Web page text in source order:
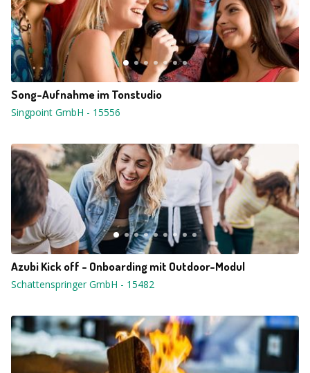
Song-Aufnahme im Tonstudio
Singpoint GmbH - 15556
Azubi Kick off - Onboarding mit Outdoor-Modul
Schattenspringer GmbH - 15482